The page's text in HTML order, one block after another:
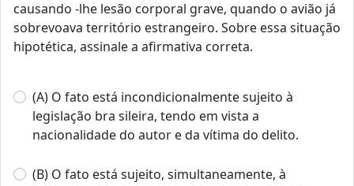
causando -lhe lesão corporal grave, quando o avião já
sobrevoava território estrangeiro. Sobre essa situação
hipotética, assinale a afirmativa correta.
(A) O fato está incondicionalmente sujeito à
legislação bra sileira, tendo em vista a
nacionalidade do autor e da vítima do delito.
(B) O fato está sujeito, simultaneamente, à